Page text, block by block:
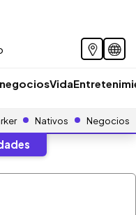
Vida
Nativos Negocios